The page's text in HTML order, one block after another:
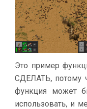
Это пример
СДЕЛАТЬ, потому
функция может
использовать, и